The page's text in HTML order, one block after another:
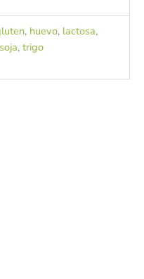
, huevo, lactosa,
soja, trigo